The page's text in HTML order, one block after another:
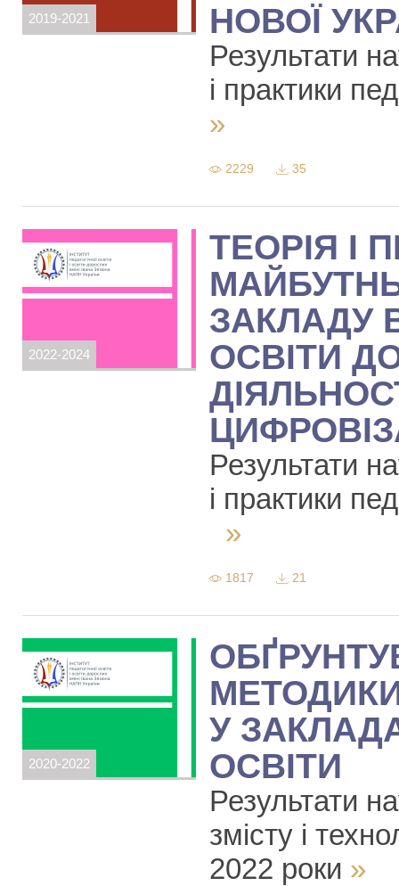
2019-2021
НОВОЇ
Результати
і практики
»
2229 35
2022-2024
ТЕОРІЯ І
ЗАКЛАДУ
ОСВІТИ
Результати
і практики
»
1817 21
2020-2022
У
ОСВІТИ
Результати
змісту і
2022 роки »